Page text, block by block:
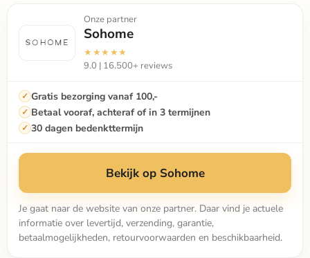
Onze partner
Sohome
★★★★★
9.0 | 16.500+ reviews
Gratis bezorging vanaf 100,-
Betaal vooraf, achteraf of in 3 termijnen
30 dagen bedenkttermijn
Bekijk op Sohome
Je gaat naar de website van onze partner. Daar vind je actuele
informatie over levertijd, verzending, garantie,
betaalmogelijkheden, retourvoorwaarden en beschikbaarheid.